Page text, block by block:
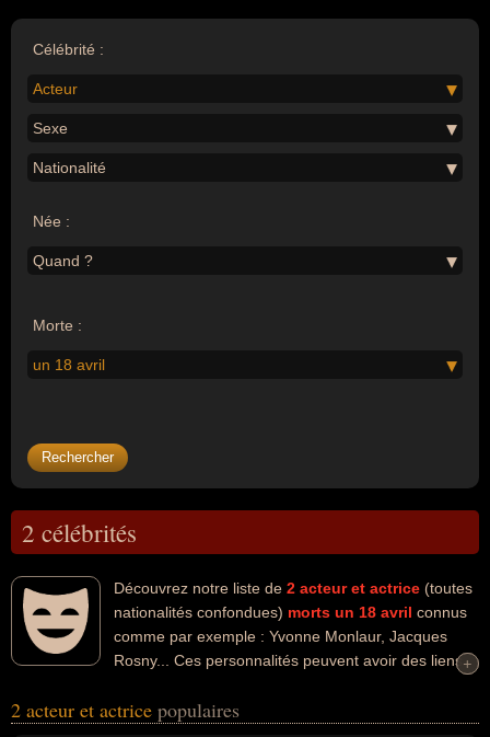
Célébrité :
Acteur
Sexe
Nationalité
Née :
Quand ?
Morte :
un 18 avril
2 célébrités
Découvrez notre liste de 2 acteur et actrice (toutes
nationalités confondues) morts un 18 avril connus
comme par exemple : Yvonne Monlaur, Jacques
Rosny... Ces personnalités peuvent avoir des liens
théâtre. Ces célébrités peuvent également avoir été artiste ou
+
+
2 acteur et actrice populaires